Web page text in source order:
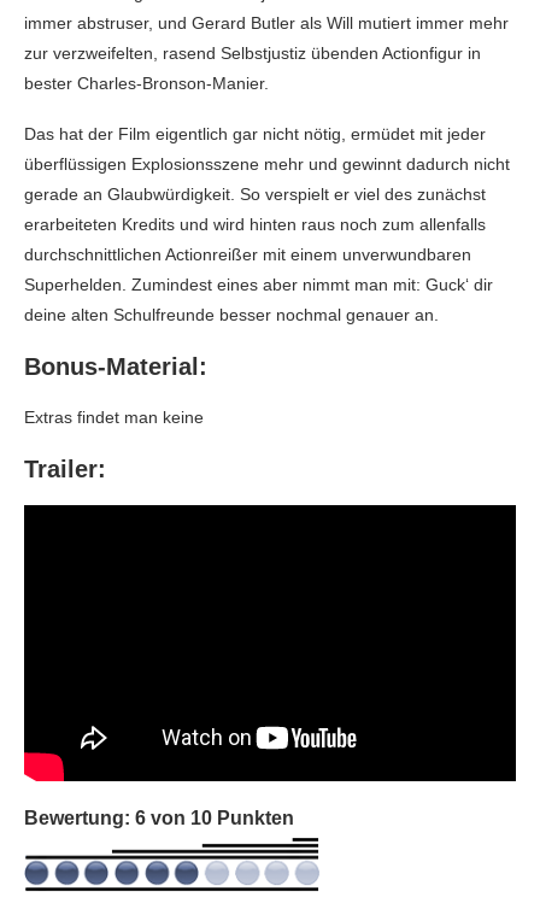
immer abstruser, und Gerard Butler als Will mutiert immer mehr
zur verzweifelten, rasend Selbstjustiz übenden Actionfigur in
bester Charles-Bronson-Manier.
Das hat der Film eigentlich gar nicht nötig, ermüdet mit jeder
überflüssigen Explosionsszene mehr und gewinnt dadurch nicht
gerade an Glaubwürdigkeit. So verspielt er viel des zunächst
erarbeiteten Kredits und wird hinten raus noch zum allenfalls
durchschnittlichen Actionreißer mit einem unverwundbaren
Superhelden. Zumindest eines aber nimmt man mit: Guck‘ dir
deine alten Schulfreunde besser nochmal genauer an.
Bonus-Material:
Extras findet man keine
Trailer:
Bewertung: 6 von 10 Punkten